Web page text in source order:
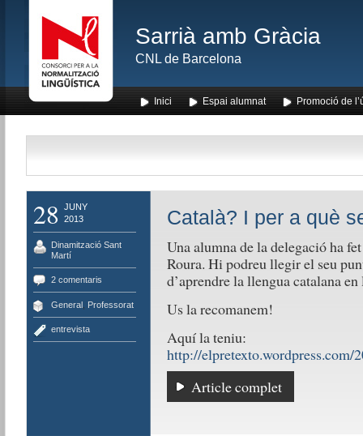
Sarrià amb Gràcia
CNL de Barcelona
Inici Espai alumnat Promoció de
28
JUNY
2013
Dinamització Sant
Martí
2 comentaris
General, Professorat
entrevista
Català? I per a què
Una alumna de la delegació ha
Roura. Hi podreu llegir el seu
d’aprendre la llengua catalana
Us la recomanem!
Aquí la teniu:
http://elpretexto.wordpress.com/
Article complet